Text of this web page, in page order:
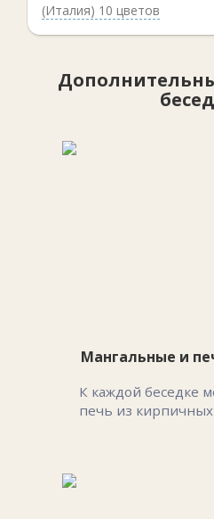
(Италия) 10 цветов
Мангальные и
К каждой беседке
печь из кирпичных